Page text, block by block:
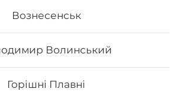
Вознесенськ
Волинський
Горішні Плавні